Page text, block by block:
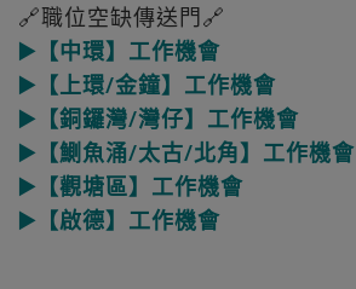
🔗職位空缺傳送門🔗
▶️【中環】工作機會
▶️【上環/金鐘】工作機會
▶️【銅鑼灣/灣仔】工作機會
▶️【鰂魚涌/太古/北角】工作機會
▶️【觀塘區】工作機會
▶️【啟德】工作機會